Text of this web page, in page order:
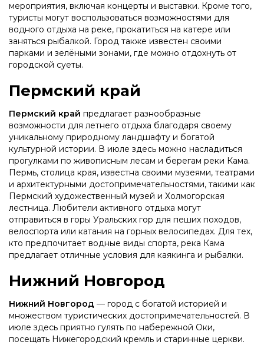
мероприятия, включая концерты и выставки. Кроме того,
туристы могут воспользоваться возможностями для
водного отдыха на реке, прокатиться на катере или
заняться рыбалкой. Город также известен своими
парками и зелёными зонами, где можно отдохнуть от
городской суеты.
Пермский край
Пермский край предлагает разнообразные
возможности для летнего отдыха благодаря своему
уникальному природному ландшафту и богатой
культурной истории. В июле здесь можно насладиться
прогулками по живописным лесам и берегам реки Кама.
Пермь, столица края, известна своими музеями, театрами
и архитектурными достопримечательностями, такими как
Пермский художественный музей и Холмогорская
лестница. Любители активного отдыха могут
отправиться в горы Уральских гор для пеших походов,
велоспорта или катания на горных велосипедах. Для тех,
кто предпочитает водные виды спорта, река Кама
предлагает отличные условия для каякинга и рыбалки.
Нижний Новгород
Нижний Новгород — город с богатой историей и
множеством туристических достопримечательностей. В
июле здесь приятно гулять по набережной Оки,
посещать Нижегородский кремль и старинные церкви.